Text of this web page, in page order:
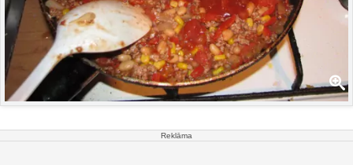
Reklāma